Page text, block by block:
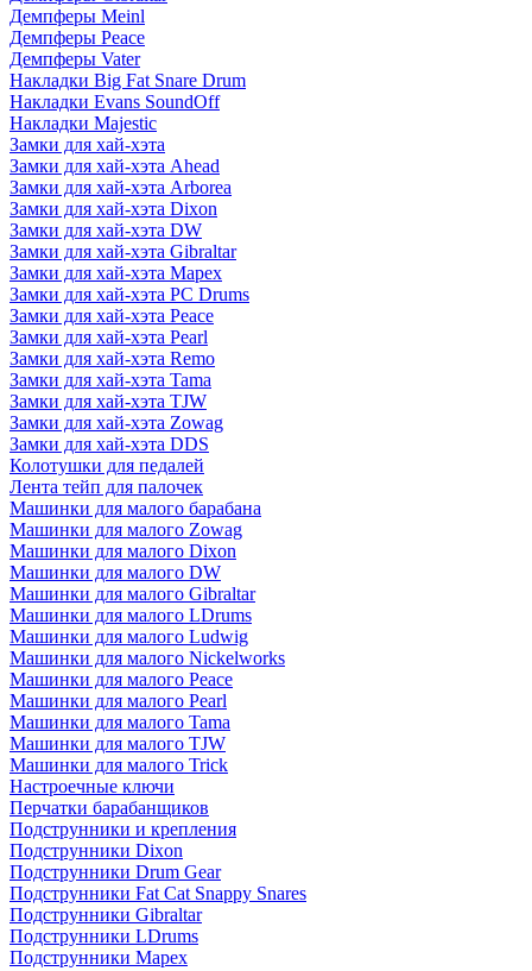
Демпферы Meinl
Демпферы Peace
Демпферы Vater
Накладки Big Fat Snare Drum
Накладки Evans SoundOff
Накладки Majestic
Замки для хай-хэта
Замки для хай-хэта Ahead
Замки для хай-хэта Arborea
Замки для хай-хэта Dixon
Замки для хай-хэта DW
Замки для хай-хэта Gibraltar
Замки для хай-хэта Mapex
Замки для хай-хэта PC Drums
Замки для хай-хэта Peace
Замки для хай-хэта Pearl
Замки для хай-хэта Remo
Замки для хай-хэта Tama
Замки для хай-хэта TJW
Замки для хай-хэта Zowag
Замки для хай-хэта DDS
Колотушки для педалей
Лента тейп для палочек
Машинки для малого барабана
Машинки для малого Zowag
Машинки для малого Dixon
Машинки для малого DW
Машинки для малого Gibraltar
Машинки для малого LDrums
Машинки для малого Ludwig
Машинки для малого Nickelworks
Машинки для малого Peace
Машинки для малого Pearl
Машинки для малого Tama
Машинки для малого TJW
Машинки для малого Trick
Настроечные ключи
Перчатки барабанщиков
Подструнники и крепления
Подструнники Dixon
Подструнники Drum Gear
Подструнники Fat Cat Snappy Snares
Подструнники Gibraltar
Подструнники LDrums
Подструнники Mapex